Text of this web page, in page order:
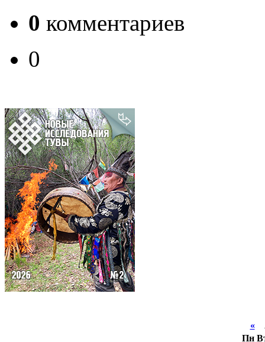
0 комментариев
0
«
Пн